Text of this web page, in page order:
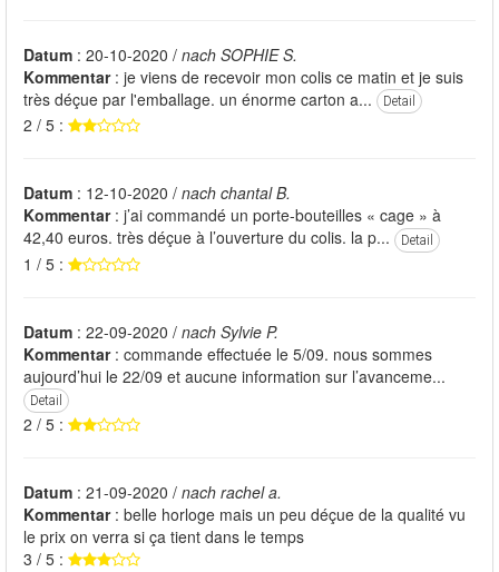
Datum : 20-10-2020 / nach SOPHIE S.
Kommentar: je viens de recevoir mon colis ce matin et je suis
très déçue par l'emballage. un énorme carton a...
Detail
2 / 5 :
Datum : 12-10-2020 / nach chantal B.
Kommentar: j’ai commandé un porte-bouteilles « cage » à
42,40 euros. très déçue à l’ouverture du colis. la p...
Detail
1 / 5 :
Datum : 22-09-2020 / nach Sylvie P.
Kommentar: commande effectuée le 5/09. nous sommes
aujourd’hui le 22/09 et aucune information sur l’avanceme...
Detail
2 / 5 :
Datum : 21-09-2020 / nach rachel a.
Kommentar: belle horloge mais un peu déçue de la qualité vu
le prix on verra si ça tient dans le temps
3 / 5 :